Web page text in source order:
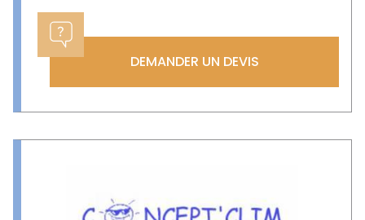
DEMANDER UN DEVIS